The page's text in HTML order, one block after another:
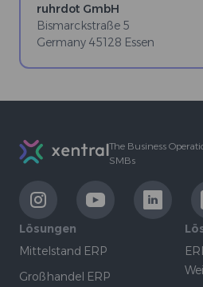
ruhrdot GmbH
Bismarckstraße 5
Germany 45128 Essen
The Business
SMBs
LinkExternalLinkExternal
Lösungen
Mittelstand ERP
Großhandel ERP